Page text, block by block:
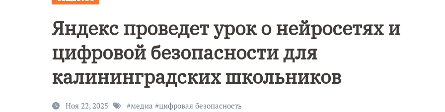
Яндекс проведет урок о нейросетях и
цифровой безопасности для
калининградских школьников
Ноя 22, 2025 #медиа #цифровая безопасность